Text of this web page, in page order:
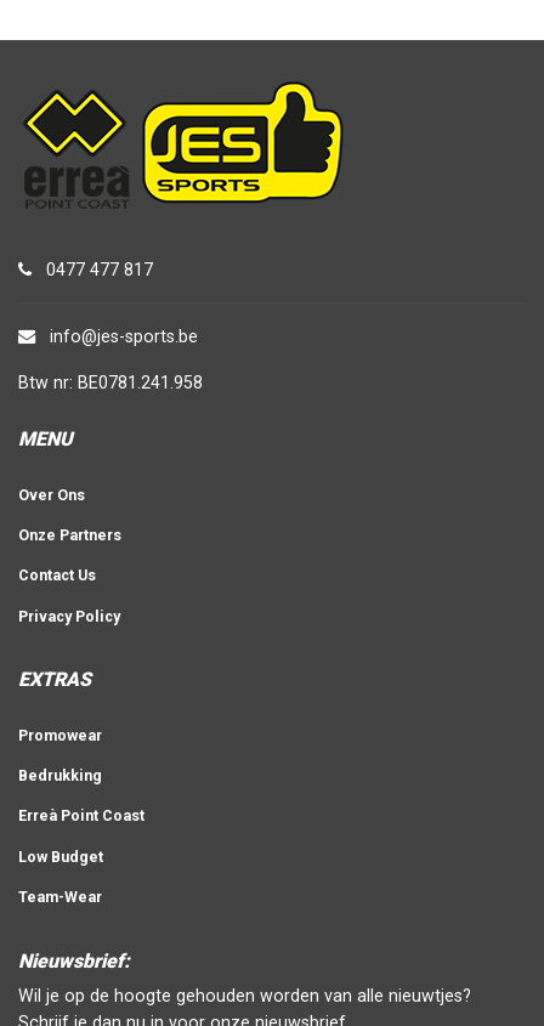
0477 477 817
info@jes-sports.be
Btw nr: BE0781.241.958
MENU
Over Ons
Onze Partners
Contact Us
Privacy Policy
EXTRAS
Promowear
Bedrukking
Erreà Point Coast
Low Budget
Team-Wear
Nieuwsbrief:
Wil je op de hoogte gehouden worden van alle nieuwtjes?
Schrijf je dan nu in voor onze nieuwsbrief.